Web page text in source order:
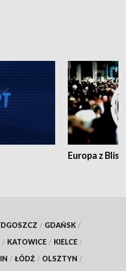
Europa z
/ GDAŃSK /
/ KATOWICE / KIELCE /
/ ŁÓDŹ / OLSZTYN /